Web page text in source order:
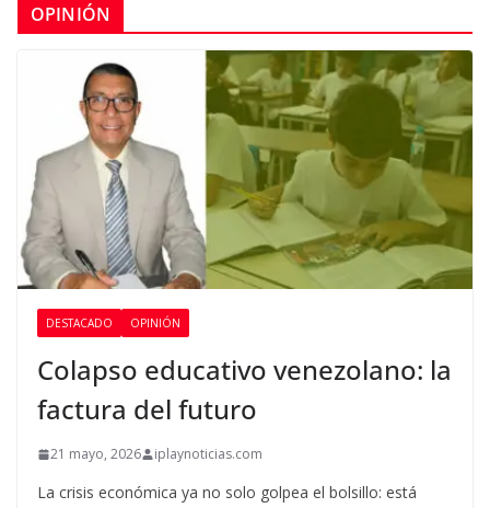
OPINIÓN
DESTACADO OPINIÓN
Colapso educativo venezolano: la
factura del futuro
21 mayo, 2026 iplaynoticias.com
La crisis económica ya no solo golpea el bolsillo: está